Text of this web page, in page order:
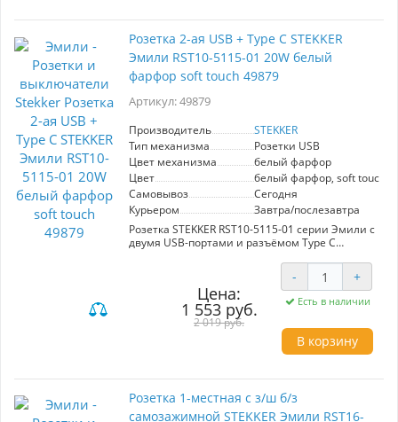
составляют 71*71*40 мм, он предназначен
для скрытого монтажа и способен
выдерживать номинальное напряжение 250 В
и ток 10А. Прочный гальванизированный
суппорт и внутренний блок из полиамида 6.6
обеспечивают дополнительную защиту, а
корпус, не поддерживающий горение,
гарантирует безопасность эксплуатации.
Выбор STEKKER – это синоним качества и
стиля.
Розетка 2-ая USB + Type C STEKKER
Эмили RST10-5115-01 20W белый
фарфор soft touch 49879
Артикул: 49879
Производитель
STEKKER
Тип механизма
Розетки USB
Цвет механизма
белый фарфор
Цвет
белый фарфор, soft touch
Самовывоз
Сегодня
Курьером
Завтра/послезавтра
Розетка STEKKER RST10-5115-01 серии Эмили с
двумя USB-портами и разъёмом Type C
мощностью до 20W. Изготовлена из белого
фарфора с софт-тач покрытием, что придаёт ей
стильный и современный вид. Идеальное
решение для удобного подключения и зарядки
электроники в любом интерьере.
Цена:
1 553 руб.
2 019 руб.
- +
Есть в наличии
В корзину
Розетка 1-местная с з/ш б/з
самозажимной STEKKER Эмили RST16-